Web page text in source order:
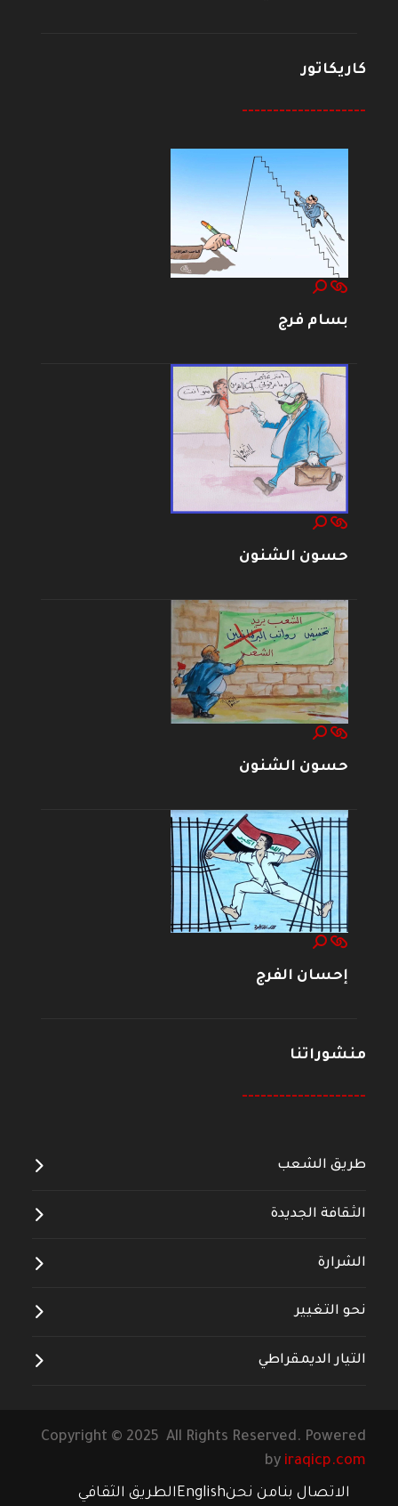
كاريكاتور
--------------------
بسام فرج
حسون الشنون
حسون الشنون
إحسان الفرج
منشوراتنا
--------------------
طريق الشعب
الثقافة الجديدة
الشرارة
نحو التغيير
التيار الديمقراطي
Copyright © 2025 All Rights Reserved. Powered
by iraqicp.com
الاتصال بنامن نحنEnglishالطريق الثقافي